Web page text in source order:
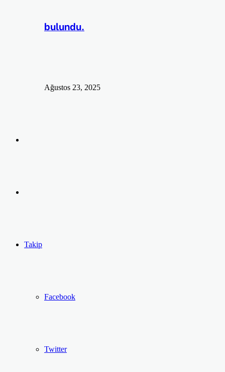
bulundu.
Ağustos 23, 2025
...
Ol
Takip
Facebook
Twitter